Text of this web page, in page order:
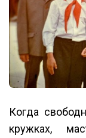
Когда
кружках,